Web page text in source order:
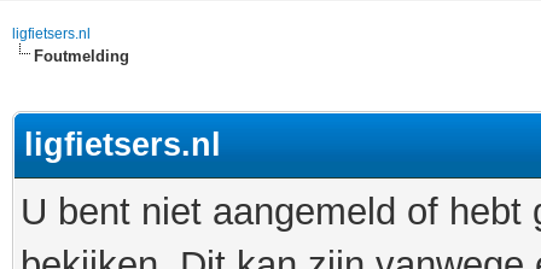
ligfietsers.nl
Foutmelding
ligfietsers.nl
U bent niet aangemeld of